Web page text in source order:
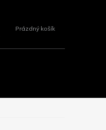
NÁKUPNÍ
Prázdný košík